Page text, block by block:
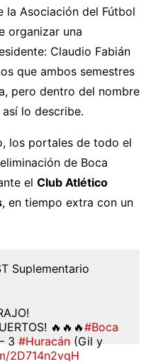
la Asociación del Fútbol
organizar una
Claudio Fabián
que ambos semestres
pero dentro del nombre
lo describe.
los portales de todo el
de Boca
el Club Atlético
, en tiempo extra con un
Suplementario
🔥🔥🔥#Boca
3 #Huracán (Gil y
2D714n2vqH